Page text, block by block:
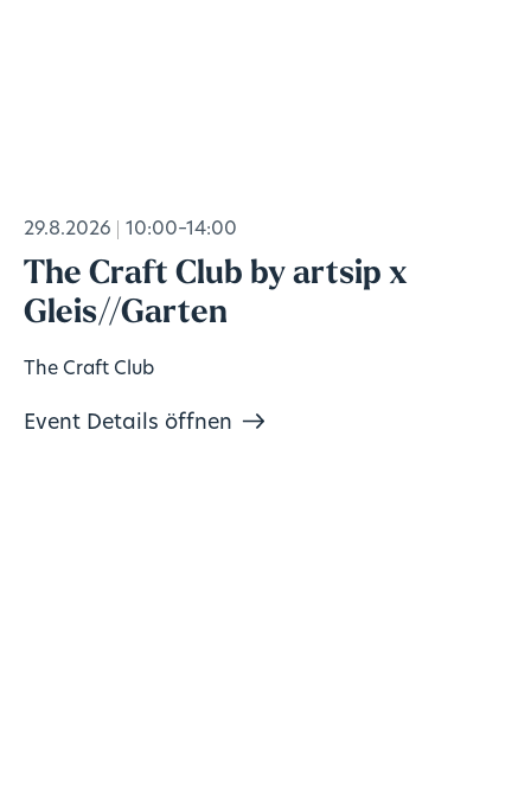
29.8.2026 10:00–14:00
The Craft Club by artsip x
Gleis//Garten
The Craft Club
Event Details öffnen